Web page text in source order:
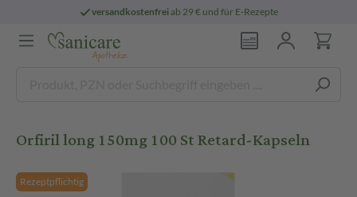
versandkostenfreiab 29 € und für E-Rezepte
Orfiril long 150mg 100 St Retard-Kapseln
Rezeptpflichtig